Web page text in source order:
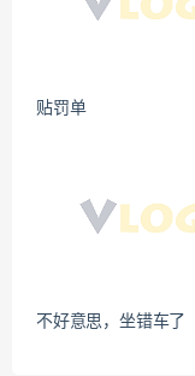
贴罚单
不好意思，坐错车了